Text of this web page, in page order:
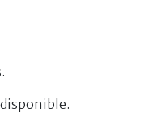
.
disponible.